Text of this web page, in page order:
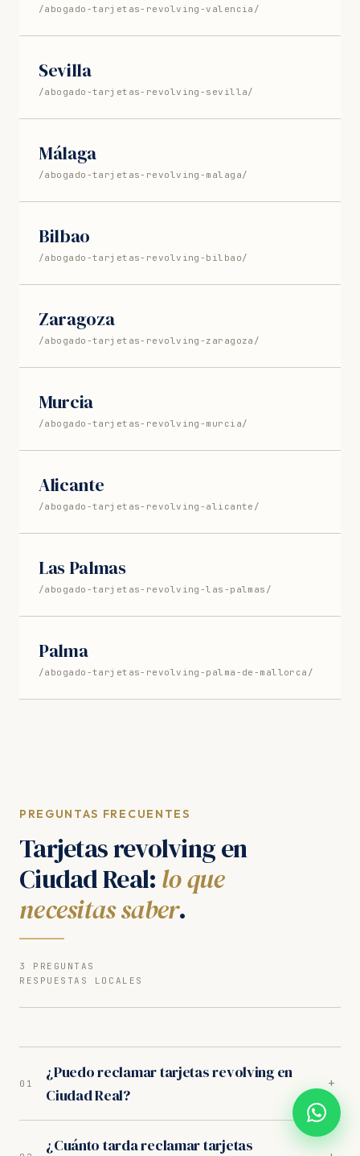
/abogado-tarjetas-revolving-valencia/
Sevilla
/abogado-tarjetas-revolving-sevilla/
Málaga
/abogado-tarjetas-revolving-malaga/
Bilbao
/abogado-tarjetas-revolving-bilbao/
Zaragoza
/abogado-tarjetas-revolving-zaragoza/
Murcia
/abogado-tarjetas-revolving-murcia/
Alicante
/abogado-tarjetas-revolving-alicante/
Las Palmas
/abogado-tarjetas-revolving-las-palmas/
Palma
/abogado-tarjetas-revolving-palma-de-mallorca/
PREGUNTAS FRECUENTES
Tarjetas revolving en
Ciudad Real: lo que
necesitas saber.
3 PREGUNTAS
RESPUESTAS LOCALES
01
¿Puedo reclamar tarjetas revolving en
Ciudad Real?
+
especialistas en tarjetas revolving. Analizamos tu
¿Cuánto tarda reclamar tarjetas